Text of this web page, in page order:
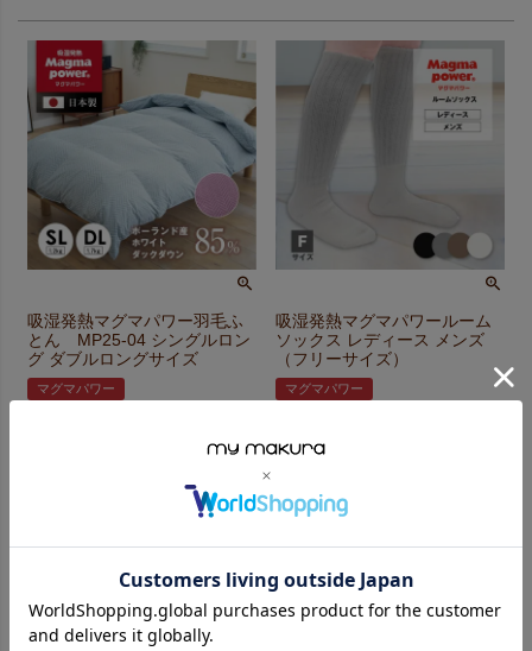
吸湿発熱マグマパワー羽毛ふ
とん MP25-04 シングルロン
グ ダブルロングサイズ
マグマパワー
吸湿発熱マグマパワールーム
ソックス レディース メンズ
（フリーサイズ）
マグマパワー
¥3,300